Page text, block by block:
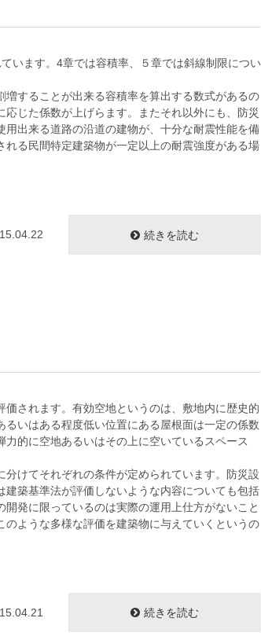
います。4章では容積率、５章では斜線制限につい
することが出来る容積率を算出する数式があるの
じた係数が上げらます。またそれ以外にも、防災
出来る道路の沿道の建物が、十分な耐震性能を備
る民間特定建築物が一定以上の耐震強度がある場
続きを読む
されます。有効空地というのは、敷地内に歴史的
いはある程度低い位置にある屋根面は一定の係数
的に空地あるいはその上に空いているスペース
けてそれぞれの条件が定められています。防災設
築基準法が評価しないような内容についても包括
発に限っているのは実際の運用上仕方がないこと
ような多様な評価を建築物に与えていくというの
続きを読む